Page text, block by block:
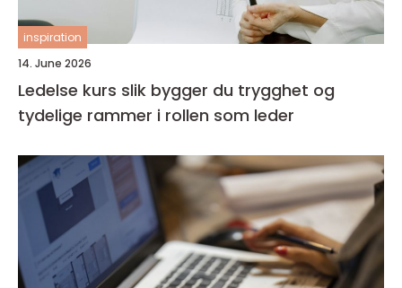
inspiration
14. June 2026
Ledelse kurs slik bygger du trygghet og
tydelige rammer i rollen som leder